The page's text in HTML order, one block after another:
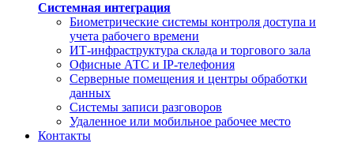
Системная интеграция
Биометрические системы контроля доступа и
учета рабочего времени
ИТ-инфраструктура склада и торгового зала
Офисные АТС и IP-телефония
Серверные помещения и центры обработки
данных
Системы записи разговоров
Удаленное или мобильное рабочее место
Контакты